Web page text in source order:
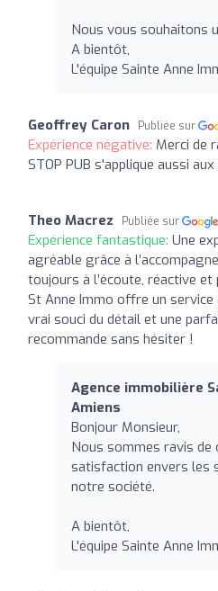
Nous vous souhaitons
A bientôt,
L'équipe Sainte Anne
Geoffrey Caron Publiée sur
Expérience négative: Merci de
STOP PUB s'applique aussi
Theo Macrez Publiée sur
Expérience fantastique: Une
agréable grâce à
toujours à l’écoute, réactive et
St Anne Immo offre un service
vrai souci du détail et une
recommande sans hésiter !
Agence immobilière
Amiens
Bonjour Monsieur,
Nous sommes ravis
satisfaction envers les
notre société.
A bientôt,
L'équipe Sainte Anne